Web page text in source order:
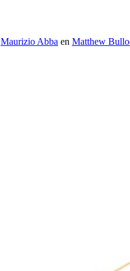
Maurizio Abba en Matthew